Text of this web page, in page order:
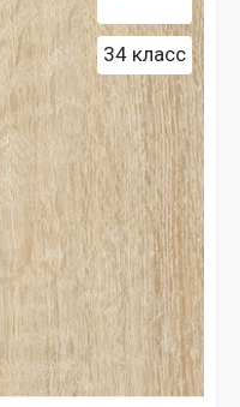
34 класс